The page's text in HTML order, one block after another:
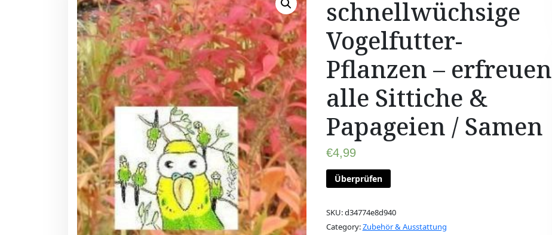
schnellwüchsige
Vogelfutter-
Pflanzen – erfreuen
alle Sittiche &
Papageien / Samen
€4,99
Überprüfen
SKU:d34774e8d940
Category:Zubehör & Ausstattung